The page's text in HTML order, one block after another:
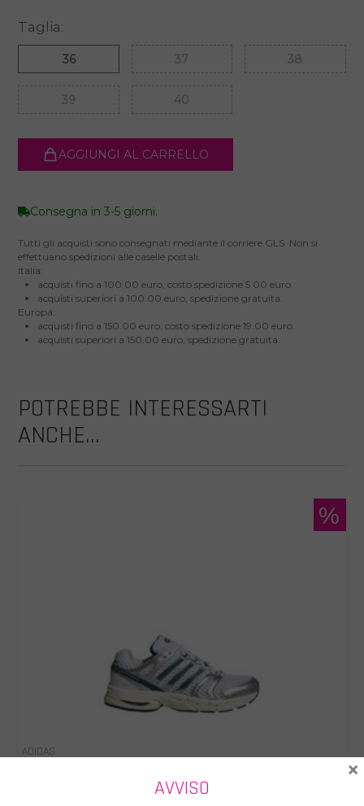
Taglia:
36 37 38
39 40
AGGIUNGI AL CARRELLO
Consegna in 3-5 giorni.
Tutti gli acquisti sono consegnati mediante il corriere GLS. Non si
effettuano spedizioni alle caselle postali.
Italia:
acquisti fino a 100.00 euro, costo spedizione 5.00 euro.
acquisti superiori a 100.00 euro, spedizione gratuita.
Europa:
acquisti fino a 150.00 euro, costo spedizione 19.00 euro.
acquisti superiori a 150.00 euro, spedizione gratuita.
POTREBBE INTERESSARTI
ANCHE...
ADIDAS
%
AVVISO
×